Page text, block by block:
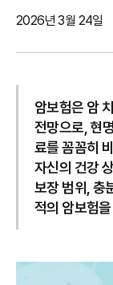
2026년 3월 24일
암보험은 암
전망으로, 현
료를 꼼꼼히
자신의 건강
보장 범위, 충
적의 암보험